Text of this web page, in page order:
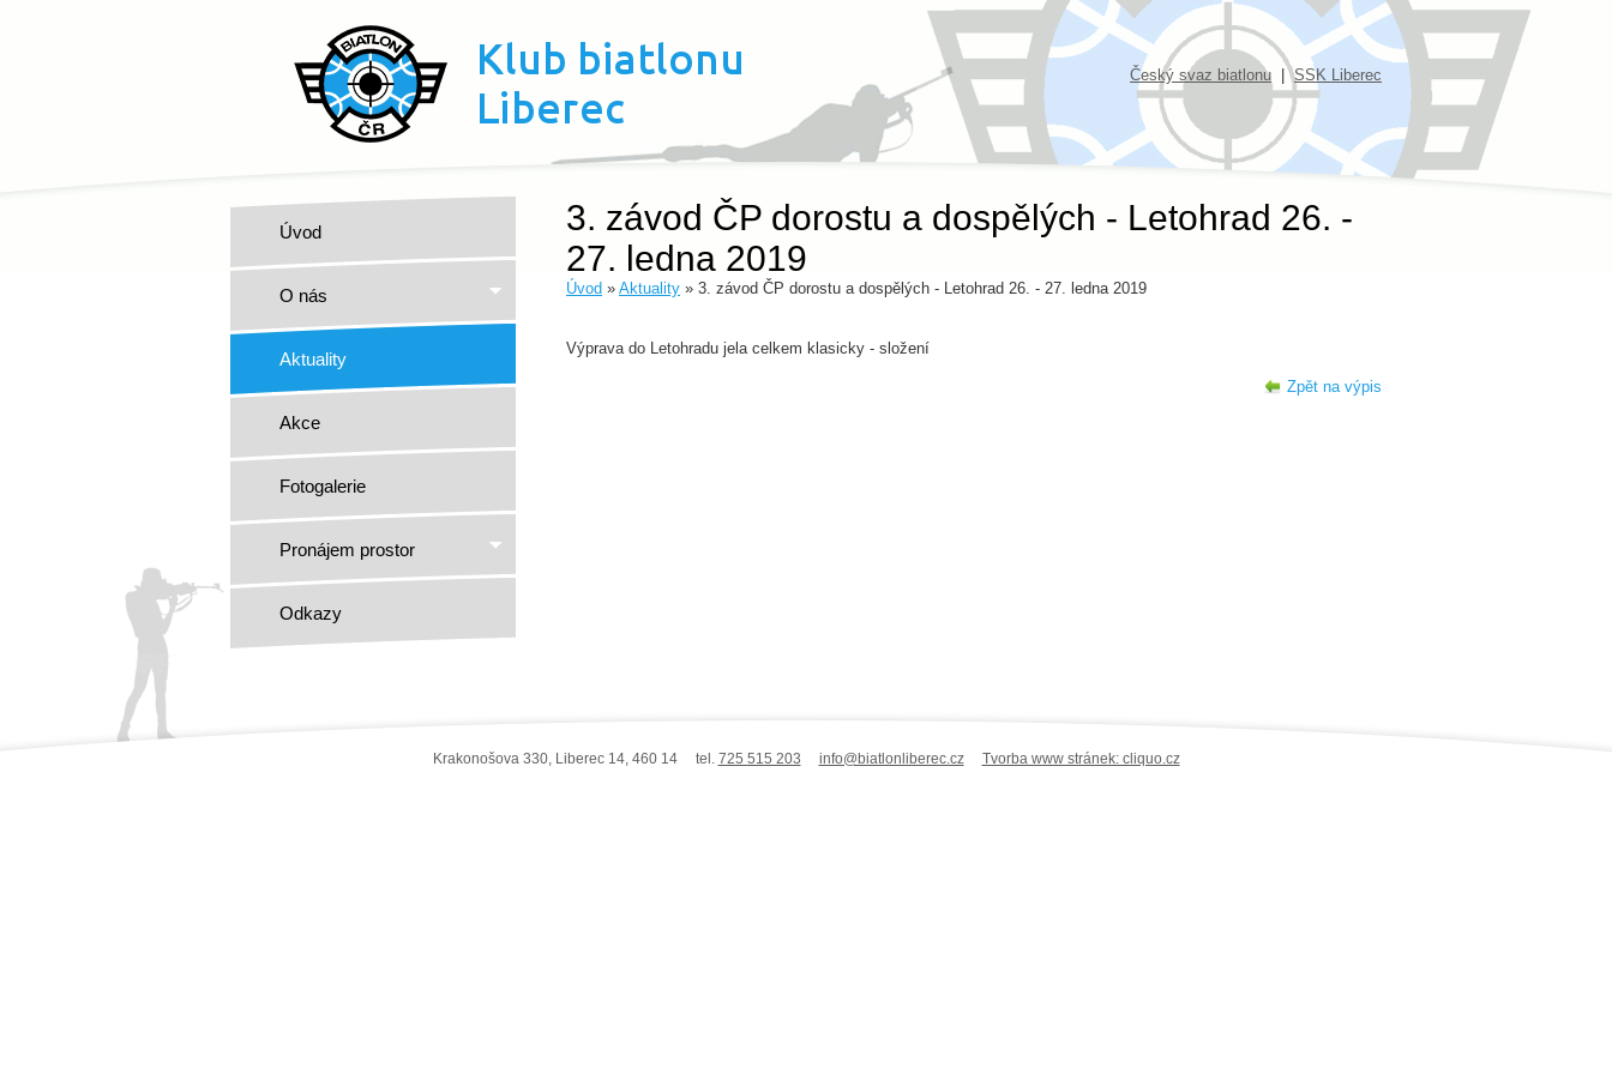
Český svaz biatlonu |SSK Liberec
Úvod
O nás
Aktuality
Akce
Fotogalerie
Pronájem prostor
Odkazy
3. závod ČP dorostu a dospělých - Letohrad 26. -
27. ledna 2019
Úvod » Aktuality » 3. závod ČP dorostu a dospělých - Letohrad 26. - 27. ledna 2019
Výprava do Letohradu jela celkem klasicky - složení
Zpět na výpis
Krakonošova 330, Liberec 14, 460 14 tel. 725 515 203 info@biatlonliberec.cz Tvorba www stránek: cliquo.cz